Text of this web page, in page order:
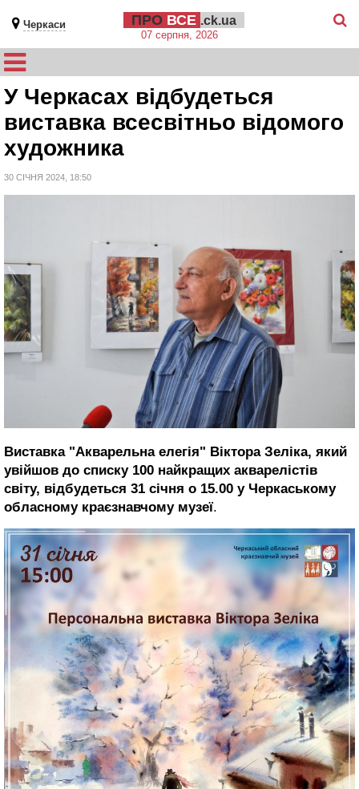
Черкаси ПРО ВСЕ .ck.ua
07 серпня, 2026
У Черкасах відбудеться
виставка всесвітньо відомого
художника
30 СІЧНЯ 2024, 18:50
Виставка "Акварельна елегія" Віктора Зеліка, який
увійшов до списку 100 найкращих акварелістів
світу, відбудеться 31 січня о 15.00 у Черкаському
обласному краєзнавчому музеї.